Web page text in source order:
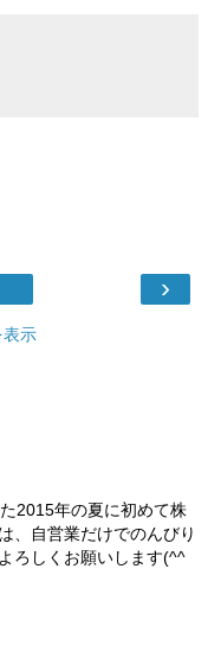
›
表示
2015年の夏に初めて株
、自営業だけでのんびり
ろしくお願いします(^^